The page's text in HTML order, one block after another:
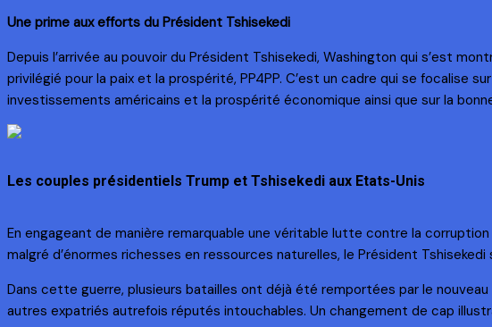
Une prime aux efforts du Président Tshisekedi
Depuis l’arrivée au pouvoir du Président Tshisekedi, Washington qui s’est
privilégié pour la paix et la prospérité, PP4PP. C’est un cadre qui se focalise
investissements américains et la prospérité économique ainsi que sur la
Les couples présidentiels Trump et Tshisekedi aux Etats-Unis
En engageant de manière remarquable une véritable lutte contre la
malgré d’énormes richesses en ressources naturelles, le Président
Dans cette guerre, plusieurs batailles ont déjà été remportées par le
autres expatriés autrefois réputés intouchables. Un changement de cap